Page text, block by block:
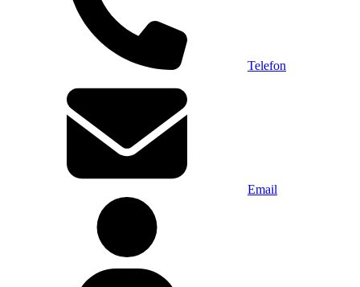
Telefon
Email